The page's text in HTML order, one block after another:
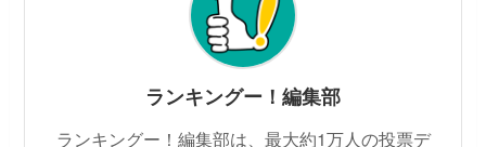
ランキングー！編集部
ランキングー！編集部は、最大約1万人の投票デ